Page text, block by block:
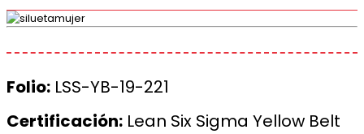
Folio: LSS-YB-19-221
Certificación: Lean Six Sigma Yellow Belt